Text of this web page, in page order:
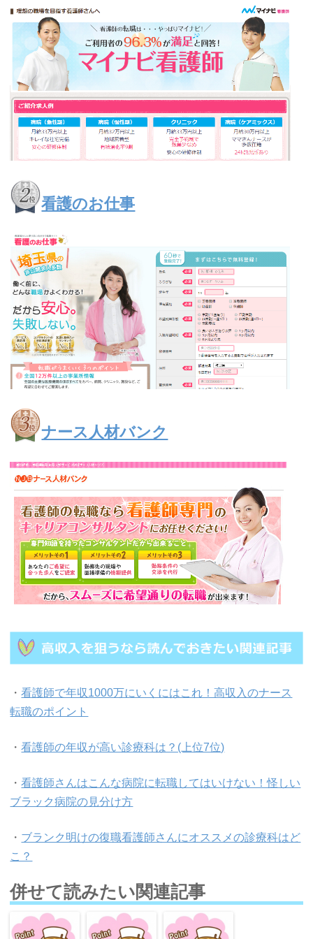
看護のお仕事
ナース人材バンク
・看護師で年収1000万にいくにはこれ！高収入のナース
転職のポイント
・看護師の年収が高い診療科は？(上位7位)
・看護師さんはこんな病院に転職してはいけない！怪しい
ブラック病院の見分け方
・ ブランク明けの復職看護師さんにオススメの診療科はど
こ？
併せて読みたい関連記事